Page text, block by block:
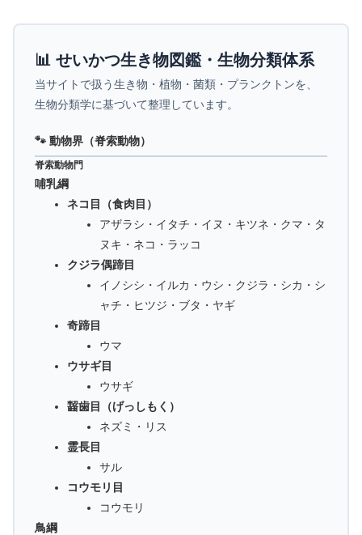
📊 せいかつ生き物図鑑・生物分類体系
当サイトで扱う生き物・植物・菌類・プランクトンを、
生物分類学に基づいて整理しています。
🐾 動物界（脊索動物）
脊索動物門
哺乳綱
ネコ目（食肉目）
アザラシ・イタチ・イヌ・キツネ・クマ・タ
ヌキ・ネコ・ラッコ
クジラ偶蹄目
イノシシ・イルカ・ウシ・クジラ・シカ・シ
ャチ・ヒツジ・ブタ・ヤギ
奇蹄目
ウマ
ウサギ目
ウサギ
齧歯目（げっしもく）
ネズミ・リス
霊長目
サル
コウモリ目
コウモリ
鳥綱